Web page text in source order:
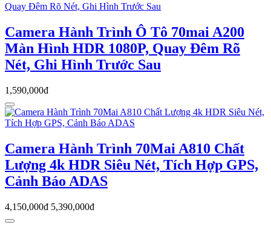
Camera Hành Trình Ô Tô 70mai A200
Màn Hình HDR 1080P, Quay Đêm Rõ
Nét, Ghi Hình Trước Sau
1,590,000đ
Camera Hành Trình 70Mai A810 Chất
Lượng 4k HDR Siêu Nét, Tích Hợp GPS,
Cảnh Báo ADAS
4,150,000đ 5,390,000đ